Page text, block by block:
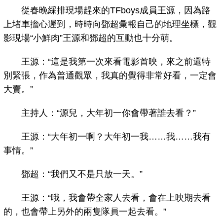
從春晚綵排現場趕來的TFboys成員王源，因為路
上堵車擔心遲到，時時向鄧超彙報自己的地理坐標，觀
影現場“小鮮肉”王源和鄧超的互動也十分萌。
王源：“這是我第一次來看電影首映，來之前還特
別緊張，作為普通觀眾，我真的覺得非常好看，一定會
大賣。”
主持人：“源兒，大年初一你會帶著誰去看？”
王源：“大年初一啊？大年初一我……我……我有
事情。”
鄧超：“我們又不是只放一天。”
王源：“哦，我會帶全家人去看，會在上映期去看
的，也會帶上另外的兩隻隊員一起去看。”